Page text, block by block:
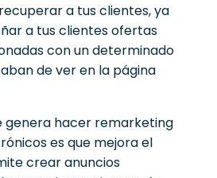
a tus clientes, ya
a tus clientes ofertas
con un determinado
de ver en la página
genera hacer remarketing
es que mejora el
crear anuncios